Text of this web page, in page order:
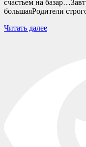
счастьем на
большаяРодители
Читать далее